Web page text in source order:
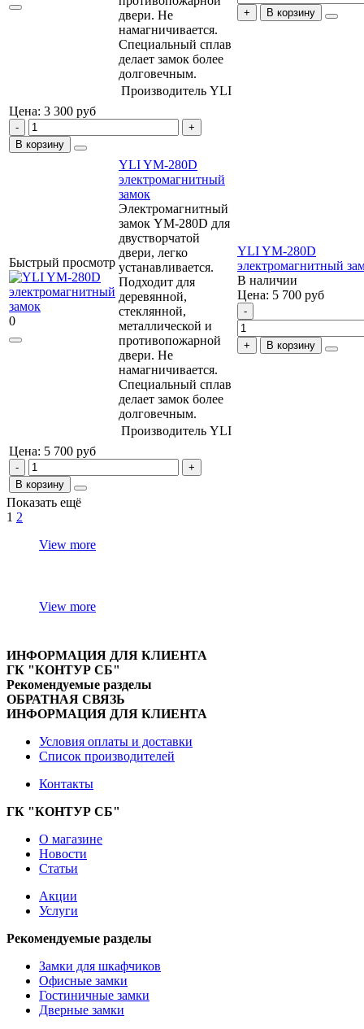
двери. Не
намагничивается.
Специальный сплав
делает замок более
долговечным.
Производитель YLI
В корзину
Цена: 3 300 руб
В корзину
Быстрый просмотр
0
YLI YM-280D
электромагнитный
замок
Электромагнитный
замок YM-280D для
двустворчатой
двери, легко
устанавливается.
Подходит для
деревянной,
стеклянной,
металлической и
противопожарной
двери. Не
намагничивается.
Специальный сплав
делает замок более
долговечным.
Производитель YLI
YLI YM-280D
электромагнитный
В наличии
Цена: 5 700 руб
В корзину
Цена: 5 700 руб
В корзину
Показать ещё
1 2
View more
View more
ИНФОРМАЦИЯ ДЛЯ КЛИЕНТА
ГК "КОНТУР СБ"
Рекомендуемые разделы
ОБРАТНАЯ СВЯЗЬ
ИНФОРМАЦИЯ ДЛЯ КЛИЕНТА
Условия оплаты и доставки
Список производителей
Контакты
ГК "КОНТУР СБ"
О магазине
Новости
Статьи
Акции
Услуги
Рекомендуемые разделы
Замки для шкафчиков
Офисные замки
Гостиничные замки
Дверные замки